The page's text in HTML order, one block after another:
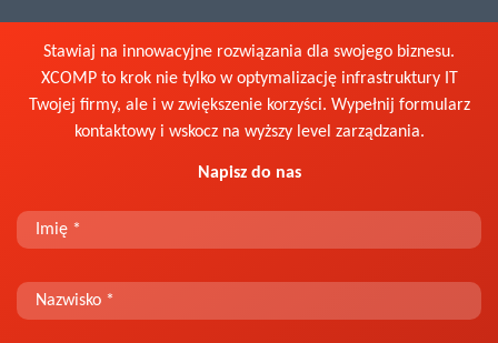
Stawiaj na innowacyjne rozwiązania dla swojego biznesu.
XCOMP to krok nie tylko w optymalizację infrastruktury IT
Twojej firmy, ale i w zwiększenie korzyści. Wypełnij formularz
kontaktowy i wskocz na wyższy level zarządzania.
Napisz do nas